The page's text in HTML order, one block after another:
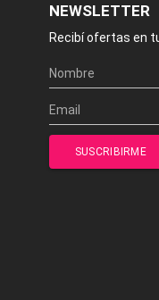
NEWSLETTER
Recibí ofertas en